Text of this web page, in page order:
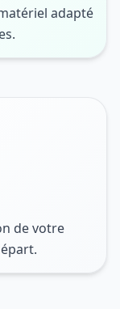
adapté
de votre